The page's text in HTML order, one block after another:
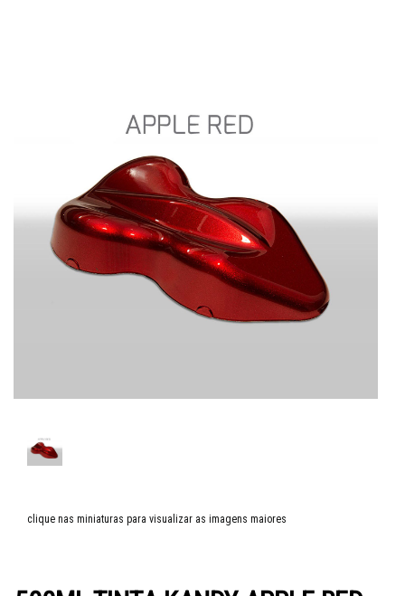
Primários
Acessórios
clique nas miniaturas para visualizar as imagens maiores